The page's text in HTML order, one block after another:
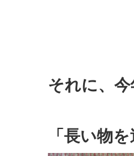
それに、
「長い物